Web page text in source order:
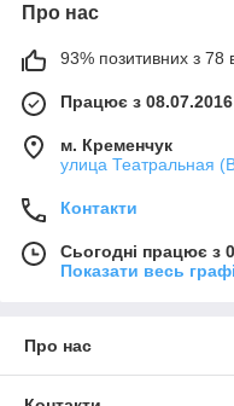
Про нас
93% позитивних з 78
Працює з 08.07.2016
м. Кременчук
улица Театральная
Контакти
Сьогодні працює з
Показати весь
Про нас